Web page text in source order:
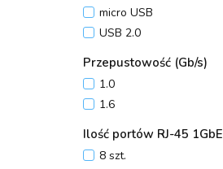
micro USB
USB 2.0
Przepustowość (Gb/s)
1.0
1.6
Ilość portów RJ-45 1GbE
8 szt.